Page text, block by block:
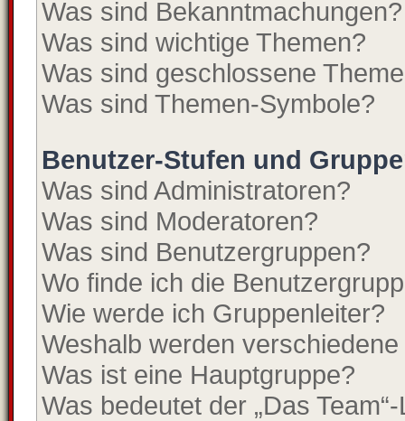
Was sind Bekanntmachungen?
Was sind wichtige Themen?
Was sind geschlossene
Was sind Themen-Symbole?
Benutzer-Stufen und
Was sind Administratoren?
Was sind Moderatoren?
Was sind Benutzergruppen?
Wo finde ich die
Wie werde ich Gruppenleiter?
Weshalb werden
Was ist eine Hauptgruppe?
Was bedeutet der „Das